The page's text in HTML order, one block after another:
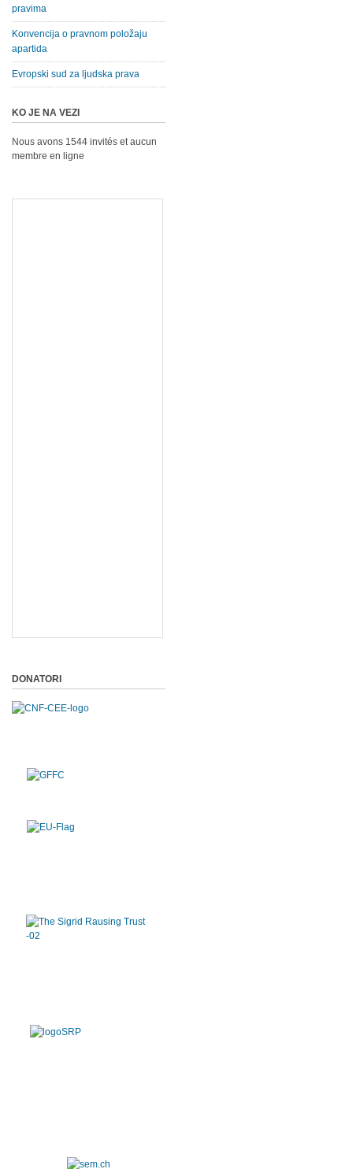
pravima
Konvencija o pravnom položaju
apartida
Evropski sud za ljudska prava
KO JE NA VEZI
Nous avons 1544 invités et aucun
membre en ligne
DONATORI